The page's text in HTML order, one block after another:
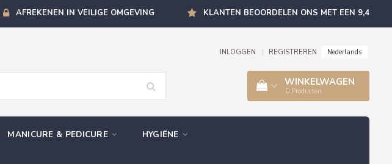
AFREKENEN IN VEILIGE OMGEVING KLANTEN BEOORDELEN ONS MET EEN 9,4
INLOGGEN REGISTREREN Nederlands
WINKELWAGEN
0 Producten
MANICURE & PEDICURE HYGIËNE